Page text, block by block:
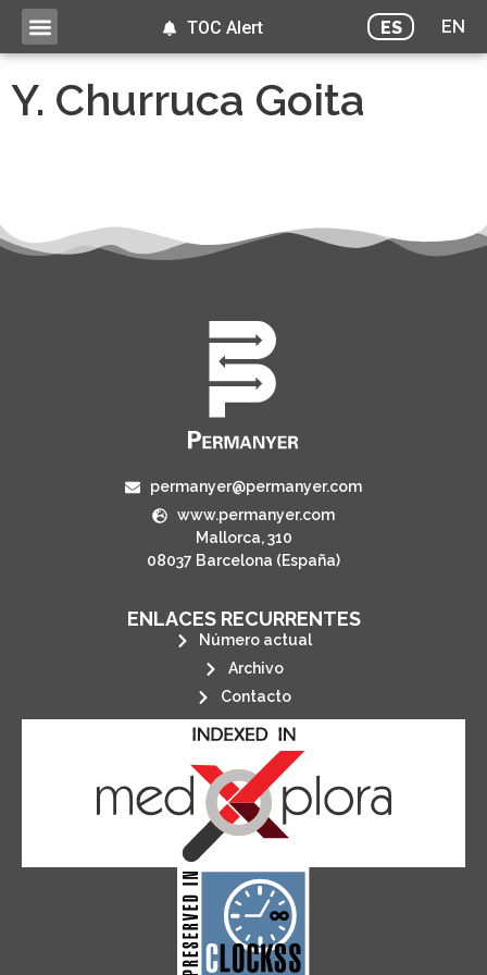
ES EN
TOC Alert
Y. Churruca Goita
permanyer@permanyer.com
www.permanyer.com
Mallorca, 310
08037 Barcelona (España)
ENLACES RECURRENTES
Número actual
Archivo
Contacto
CLOCKSS is a dak archive that
ensures the long-term survival
of web-based scholary
publications, governed by and for
its stakeholders.